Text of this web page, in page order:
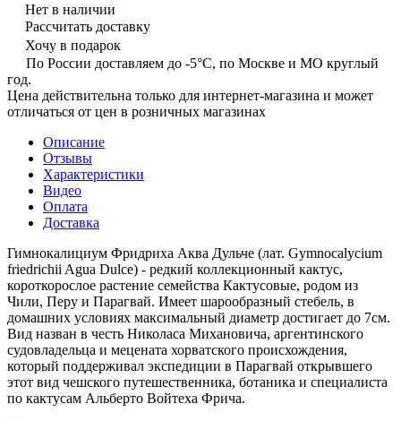
Нет в наличии
Рассчитать доставку
Хочу в подарок
По России доставляем до -5°C, по Москве и МО круглый
год.
Цена действительна только для интернет-магазина и может
отличаться от цен в розничных магазинах
Описание
Отзывы
Характеристики
Видео
Оплата
Доставка
Гимнокалициум Фридриха Аква Дульче (лат. Gymnocalycium
friedrichii Agua Dulce) - редкий коллекционный кактус,
короткорослое растение семейства Кактусовые, родом из
Чили, Перу и Парагвай. Имеет шарообразный стебель, в
домашних условиях максимальный диаметр достигает до 7см.
Вид назван в честь Николаса Михановича, аргентинского
судовладельца и мецената хорватского происхождения,
который поддерживал экспедиции в Парагвай открывшего
этот вид чешского путешественника, ботаника и специалиста
по кактусам Альберто Войтеха Фрича.